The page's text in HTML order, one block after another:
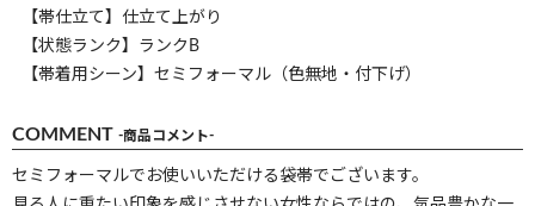
【帯仕立て】仕立て上がり
【状態ランク】ランクB
【帯着用シーン】セミフォーマル（色無地・付下げ）
COMMENT -商品コメント-
セミフォーマルでお使いいただける袋帯でございます。